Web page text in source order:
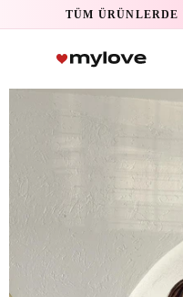
TÜM